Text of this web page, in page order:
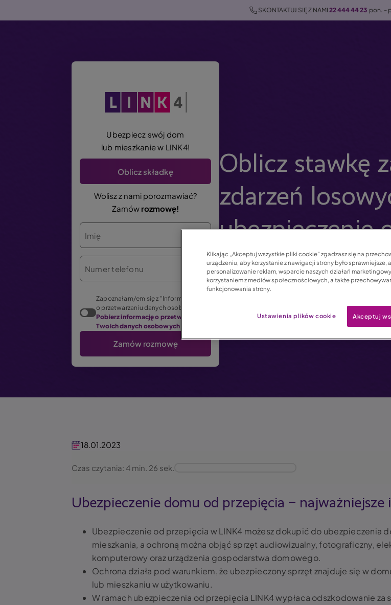
r
SKONTAKTUJ SIĘ Z NAMI 22 444 44 23 pon. -
Ubezpiecz swój dom
lub mieszkanie w LINK4!
Oblicz składkę
Wolisz z nami porozmawiać?
Zamów rozmowę!
Imię
Numer telefonu
Zapoznałam/em się z "Informacją
o przetwarzaniu danych osobowych".
Pobierz informację o przetwarzaniu
Twoich danych osobowych (PDF)
Oblicz stawkę
zdarzeń
ubezpieczenie
bez
18.01.2023
Czas czytania: 4 min. 26 sek.
Ubezpieczenie domu od przepięcia – najważniejsze
Ubezpieczenie od przepięcia w LINK4 możesz dokupić do ubezpieczenia
mieszkania, a ochroną można objąć sprzęt audiowizualny, fotograficzny,
komputerowy oraz urządzenia gospodarstwa domowego.
Ochrona działa pod warunkiem, że ubezpieczony sprzęt znajduje się w
lub mieszkaniu w użytkowaniu.
W ramach ubezpieczenia od przepięcia LINK4 wypłaca odszkodowanie za
Klikając „Akceptuj wszystkie pliki cookie” zgadzasz się na
urządzeniu, aby korzystanie z nawigacji strony było sprawniejsze,
personalizowanie reklam, wsparcie naszych działań
korzystaniem z mediów społecznościowych, a także
funkcjonowania strony.
Ustawienia plików cookie Akceptuj